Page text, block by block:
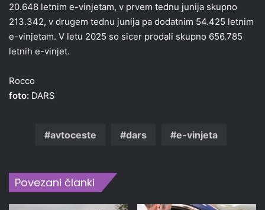
20.648 letnim e-vinjetam, v prvem tednu junija skupno
213.342, v drugem tednu junija pa dodatnim 54.425 letnim
e-vinjetam. V letu 2025 so sicer prodali skupno 656.785
letnih e-vinjet.
Rocco
foto: DARS
avtoceste dars e-vinjeta
Povezani članki